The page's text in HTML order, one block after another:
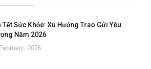
Tết Sức Khỏe: Xu Hướng Trao Gửi Yêu
Năm 2026
2026